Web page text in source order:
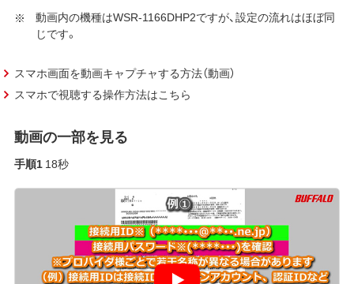
動画内の機種はWSR-1166DHP2ですが、設定の流れはほぼ同
じです。
スマホ画面を動画キャプチャする方法（動画）
スマホで視聴する操作方法はこちら
動画の一部を見る
手順118秒